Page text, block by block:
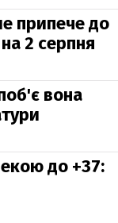
припече до
2 серпня
вона
до +37: